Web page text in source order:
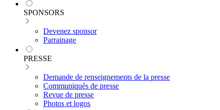
SPONSORS
Devenez sponsor
Parrainage
PRESSE
Demande de renseignements de la presse
Communiqués de presse
Revue de presse
Photos et logos